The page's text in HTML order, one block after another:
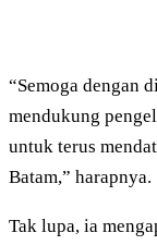
“Semoga dengan
mendukung
untuk terus
Batam,” harapnya.
Tak lupa, ia